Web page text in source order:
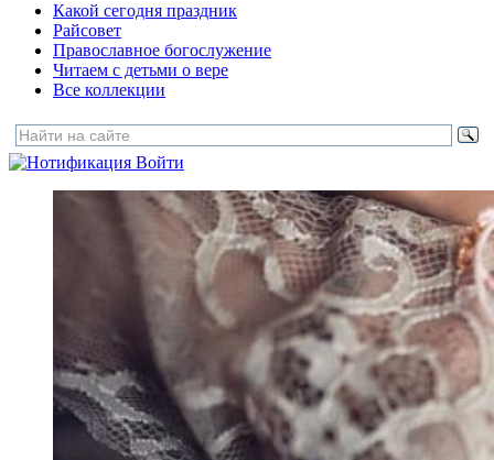
Какой сегодня праздник
Райсовет
Православное богослужение
Читаем с детьми о вере
Все коллекции
Войти